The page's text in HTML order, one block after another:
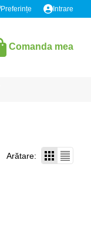
Preferințe Intrare
Comanda mea
Arătare: